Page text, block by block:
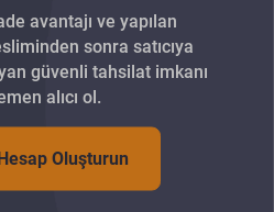
avantajı ve yapılan
sonra satıcıya
güvenli tahsilat imkanı
alıcı ol.
Oluşturun